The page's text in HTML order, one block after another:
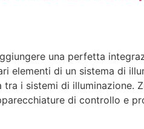
una perfetta
di un sistema di
i sistemi di illuminazione.
di controllo e